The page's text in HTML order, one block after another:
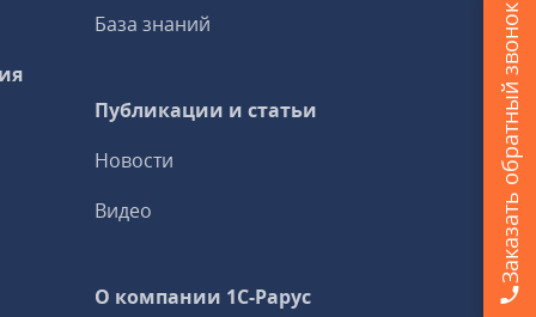
База знаний
Публикации и статьи
Новости
Видео
О компании 1C-Рарус
Заказать обратный звонок